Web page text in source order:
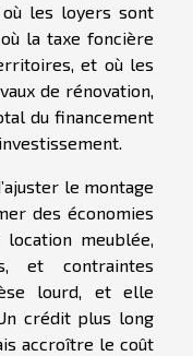
où les loyers sont
la taxe foncière
et où les
de rénovation,
du financement
le montage
des économies
meublée,
et contraintes
lourd, et elle
crédit plus long
accroître le coût